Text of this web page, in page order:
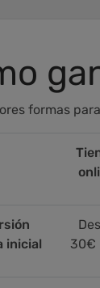
formas
inicial
30€